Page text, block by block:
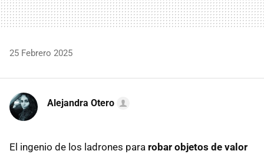
25 Febrero 2025
Alejandra Otero
El ingenio de los ladrones para robar objetos de valor